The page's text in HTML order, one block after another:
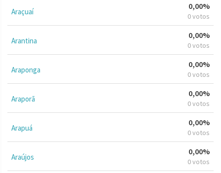
Araçuaí
0,00%
0 votos
Arantina
0,00%
0 votos
Araponga
0,00%
0 votos
Araporã
0,00%
0 votos
Arapuá
0,00%
0 votos
Araújos
0,00%
0 votos